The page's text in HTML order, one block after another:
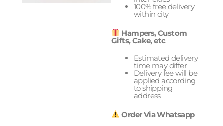
100% free delivery
within city
Hampers, Custom
Gifts, Cake, etc
Estimated delivery
time may differ
Delivery fee will be
applied according
to shipping
address
Order Via Whatsapp